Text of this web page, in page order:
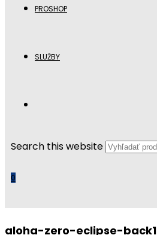
PROSHOP
SLUŽBY
Search this website
0
aloha-zero-eclipse-back1